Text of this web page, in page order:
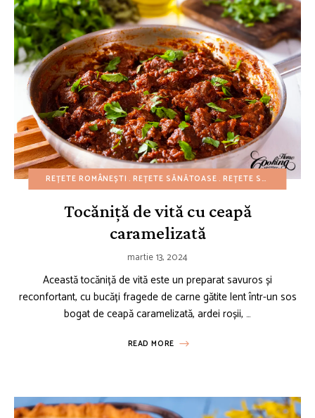
REȚETE ROMÂNEȘTI REȚETE SĂNĂTOASE REȚETE SIMPLE
Tocăniță de vită cu ceapă
caramelizată
martie 13, 2024
Această tocăniță de vită este un preparat savuros și
reconfortant, cu bucăți fragede de carne gătite lent într-un sos
bogat de ceapă caramelizată, ardei roșii, …
READ MORE